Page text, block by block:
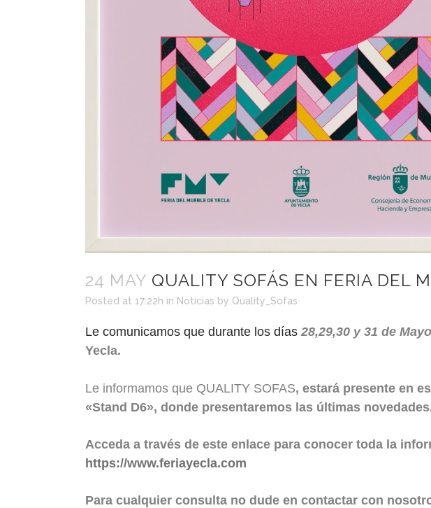
24 MAY QUALITY SOFÁS EN FERIA DEL
Posted at 17:22h in Noticias by Quality_Sofas
Le comunicamos que durante los días 28,29,30 y 31 de
Yecla.
Le informamos que QUALITY SOFAS, estará presente en
«Stand D6», donde presentaremos las últimas
Acceda a través de este enlace para conocer toda la
https://www.feriayecla.com
Para cualquier consulta no dude en contactar con